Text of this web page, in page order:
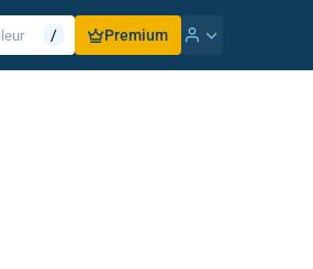
/ Premium